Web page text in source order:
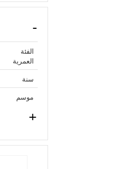
الفئة
العمرية
سنة
موسم